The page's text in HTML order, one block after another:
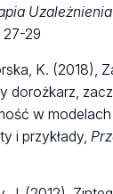
27-29
K. (2018),
dorożkarz,
w
i przykłady,